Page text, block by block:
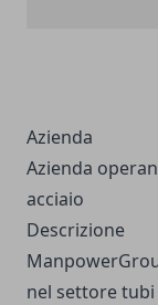
Azienda
Azienda
acciaio
Descrizione
nel settore tubi